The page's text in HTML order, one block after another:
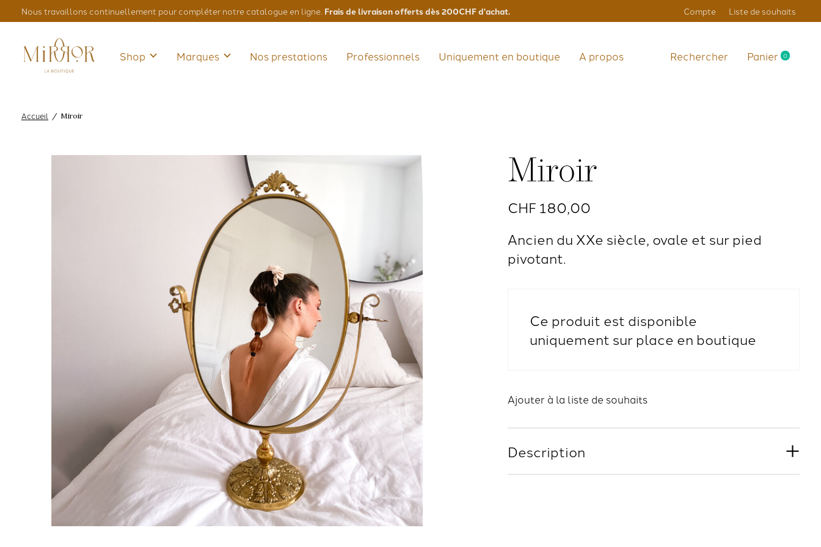
Nous travaillons continuellement pour compléter notre catalogue en ligne. Frais de livraison offerts dès 200CHF d'achat. Compte Liste de souhaits
Shop Marques Nos prestations Professionnels Uniquement en boutique A propos Rechercher Panier 0items
Accueil / Miroir
Miroir
CHF 180,00
Ancien du XXe siècle, ovale et sur pied
pivotant.
Ce produit est disponible
uniquement sur place en boutique
Ajouter à la liste de souhaits
Description